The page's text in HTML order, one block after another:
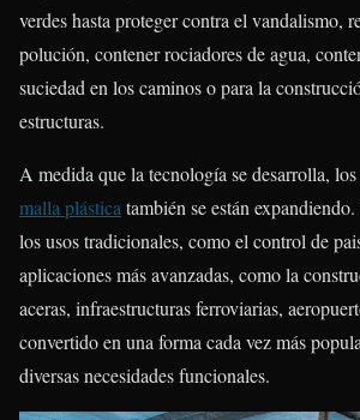
verdes hasta proteger contra el vandalismo,
polución, contener rociadores de agua,
suciedad en los caminos o para la
estructuras.
A medida que la tecnología se desarrolla,
malla plástica también se están
los usos tradicionales, como el control de
aplicaciones más avanzadas, como la
aceras, infraestructuras ferroviarias,
convertido en una forma cada vez más
diversas necesidades funcionales.